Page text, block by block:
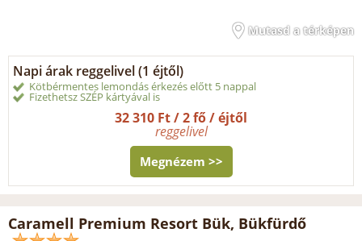
Mutasd a térképen
Napi árak reggelivel (1 éjtől)
Kötbérmentes lemondás érkezés előtt 5 nappal
Fizethetsz SZÉP kártyával is
32 310 Ft / 2 fő / éjtől
reggelivel
Megnézem >>
Caramell Premium Resort Bük, Bükfürdő